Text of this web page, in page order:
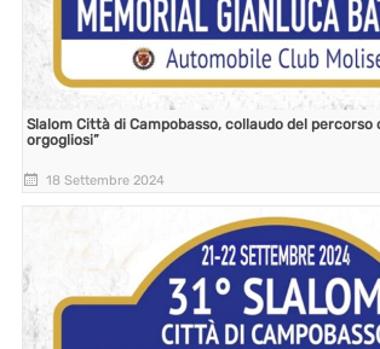
Slalom Città di Campobasso, collaudo del percorso
orgogliosi”
18 Settembre 2024